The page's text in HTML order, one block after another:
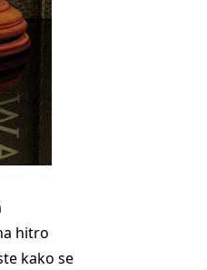
hitro
kako se